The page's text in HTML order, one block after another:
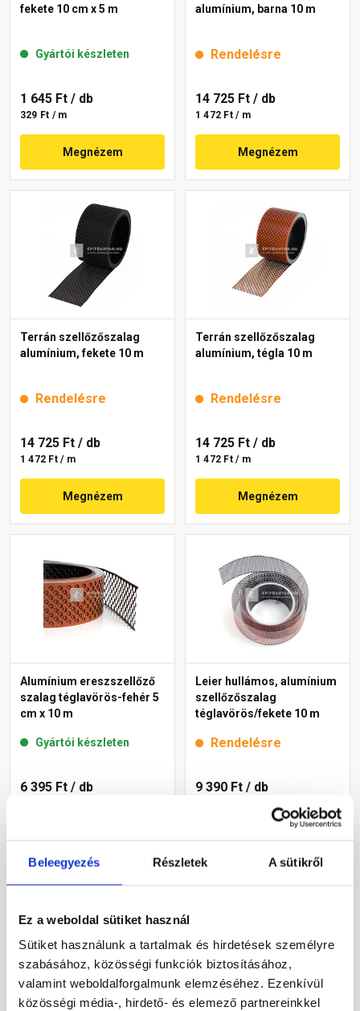
Beleegyezés Részletek A sütikről
Ez a weboldal sütiket használ
Sütiket használunk a tartalmak és hirdetések személyre
szabásához, közösségi funkciók biztosításához,
valamint weboldalforgalmunk elemzéséhez. Ezenkívül
közösségi média-, hirdető- és elemező partnereinkkel
fekete 10 cm x 5 m
Gyártói készleten
1 645 Ft / db
329 Ft / m
Megnézem
alumínium, barna 10 m
Rendelésre
14 725 Ft / db
1 472 Ft / m
Megnézem
Terrán szellőzőszalag
alumínium, fekete 10 m
Rendelésre
14 725 Ft / db
1 472 Ft / m
Megnézem
Terrán szellőzőszalag
alumínium, tégla 10 m
Rendelésre
14 725 Ft / db
1 472 Ft / m
Megnézem
Alumínium ereszszellőző
szalag téglavörös-fehér 5
cm x 10 m
Gyártói készleten
6 395 Ft / db
Leier hullámos, alumínium
szellőzőszalag
téglavörös/fekete 10 m
Rendelésre
9 390 Ft / db